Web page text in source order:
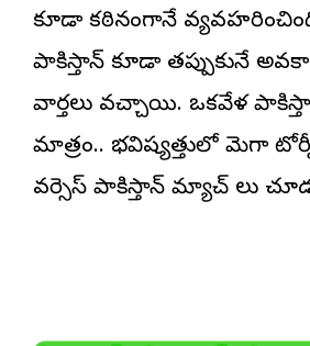
కూడా కఠినంగానే
పాకిస్తాన్ కూడా తప్పుకునే
వార్తలు వచ్చాయి. ఒకవేళ
మాత్రం.. భవిష్యత్తులో మెగా
వర్సెస్ పాకిస్తాన్ మ్యాచ్ లు